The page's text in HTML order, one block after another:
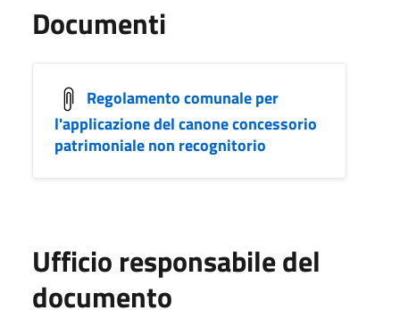
Documenti
Regolamento comunale per
l'applicazione del canone concessorio
patrimoniale non recognitorio
Ufficio responsabile del
documento